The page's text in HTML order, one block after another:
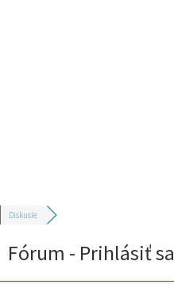
Diskusie
Fórum - Prihlásiť sa